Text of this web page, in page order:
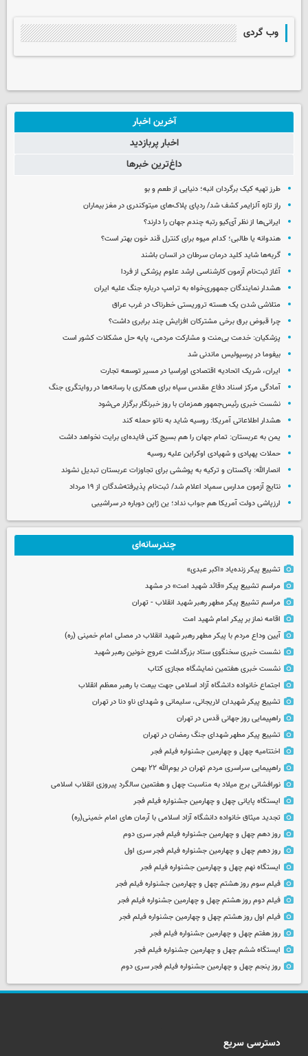
وب گردی
آخرین اخبار
اخبار پربازدید
داغ‌ترین خبرها
طرز تهیه کیک برگردان انبه؛ دنیایی از طعم و بو
راز تازه آلزایمر کشف شد/ ردپای پلاک‌های میتوکندری در مغز بیماران
ایرانی‌ها از نظر آی‌کیو رتبه چندم جهان را دارند؟
هندوانه یا طالبی؛ کدام‌ میوه برای کنترل قند خون بهتر است؟
گربه‌ها شاید کلید درمان سرطان در انسان باشند
آغاز ثبت‌نام‌ آزمون کارشناسی ارشد علوم پزشکی از فردا
هشدار نمایندگان جمهوری‌خواه به ترامپ درباره جنگ علیه ایران
متلاشی شدن یک هسته تروریستی خطرناک در غرب عراق
چرا قبوض برق برخی مشترکان افزایش چند برابری داشت؟
پزشکیان: خدمت بی‌منت و مشارکت مردمی، پایه حل مشکلات کشور است
بیفوما در پرسپولیس ماندنی شد
ایران، شریک اتحادیه اقتصادی اوراسیا در مسیر توسعه تجارت
آمادگی مرکز اسناد دفاع مقدس سپاه برای همکاری با رسانه‌ها در روایتگری جنگ
نشست خبری رئیس‌جمهور همزمان با روز خبرنگار برگزار می‌شود
هشدار اطلاعاتی آمریکا: روسیه شاید به ناتو حمله کند
یمن به عربستان: تمام جهان را هم بسیج کنی فایده‌ای برایت نخواهد داشت
حملات پهپادی و شهپادی اوکراین علیه روسیه
انصارالله: پاکستان و ترکیه به پوششی برای تجاوزات عربستان تبدیل نشوند
نتایج آزمون مدارس سمپاد اعلام شد/ ثبت‌نام پذیرفته‌شدگان از ۱۹ مرداد
ارزپاشی دولت آمریکا هم جواب نداد؛ ین ژاپن دوباره در سراشیبی
چندرسانه‌ای
تشییع پیکر زنده‌یاد «اکبر عبدی»
مراسم تشییع پیکر «قائد شهید امت» در مشهد
مراسم تشییع پیکر مطهر رهبر شهید انقلاب - تهران
اقامه نماز بر پیکر امام شهید امت
آیین وداع مردم با پیکر مطهر رهبر شهید انقلاب در مصلی امام خمینی (ره)
نشست خبری سخنگوی ستاد بزرگداشت عروج خونین رهبر شهید
نشست خبری هفتمین نمایشگاه مجازی کتاب
اجتماع خانواده دانشگاه آزاد اسلامی جهت بیعت با رهبر معظم انقلاب
تشییع پیکر شهیدان لاریجانی، سلیمانی و شهدای ناو دنا در تهران
راهپیمایی روز جهانی قدس در تهران
تشییع پیکر مطهر شهدای جنگ رمضان در تهران
اختتامیه چهل و چهارمین جشنواره فیلم فجر
راهپیمایی سراسری مردم تهران در یوم‌الله ۲۲ بهمن
نورافشانی برج میلاد به مناسبت چهل‌ و هفتمین سالگرد پیروزی انقلاب اسلامی
ایستگاه پایانی چهل و چهارمین جشنواره فیلم فجر
تجدید میثاق خانواده دانشگاه آزاد اسلامی با آرمان های امام خمینی(ره)
روز دهم چهل و چهارمین جشنواره فیلم فجر سری دوم
روز دهم چهل و چهارمین جشنواره فیلم فجر سری اول
ایستگاه نهم چهل و چهارمین جشنواره فیلم فجر
فیلم سوم روز هشتم چهل و چهارمین جشنواره فیلم فجر
فیلم دوم روز هشتم چهل و چهارمین جشنواره فیلم فجر
فیلم اول روز هشتم چهل و چهارمین جشنواره فیلم فجر
روز هفتم چهل و چهارمین جشنواره فیلم فجر
ایستگاه ششم چهل و چهارمین جشنواره فیلم فجر
روز پنجم چهل و چهارمین جشنواره فیلم فجر سری دوم
دسترسی سریع